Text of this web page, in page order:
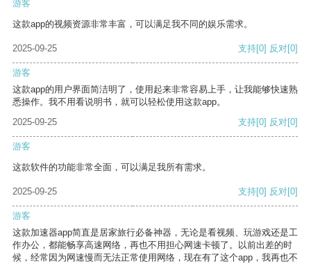
游客
这款app的视频资源非常丰富，可以满足我不同的娱乐需求。
2025-09-25 支持[0] 反对[0]
游客
这款app的用户界面简洁明了，使用起来非常容易上手，让我能够快速熟
悉操作。我不用看说明书，就可以轻松使用这款app。
2025-09-25
支持[0] 反对[0]
游客
这款软件的功能非常全面，可以满足我所有需求。
2025-09-25 支持[0] 反对[0]
游客
这款加速器app简直是居家旅行必备神器，无论是看视频、玩游戏还是工
作办公，都能畅享高速网络，再也不用担心网速卡顿了。以前出差的时
候，经常因为网速慢而无法正常使用网络，现在有了这个app，我再也不